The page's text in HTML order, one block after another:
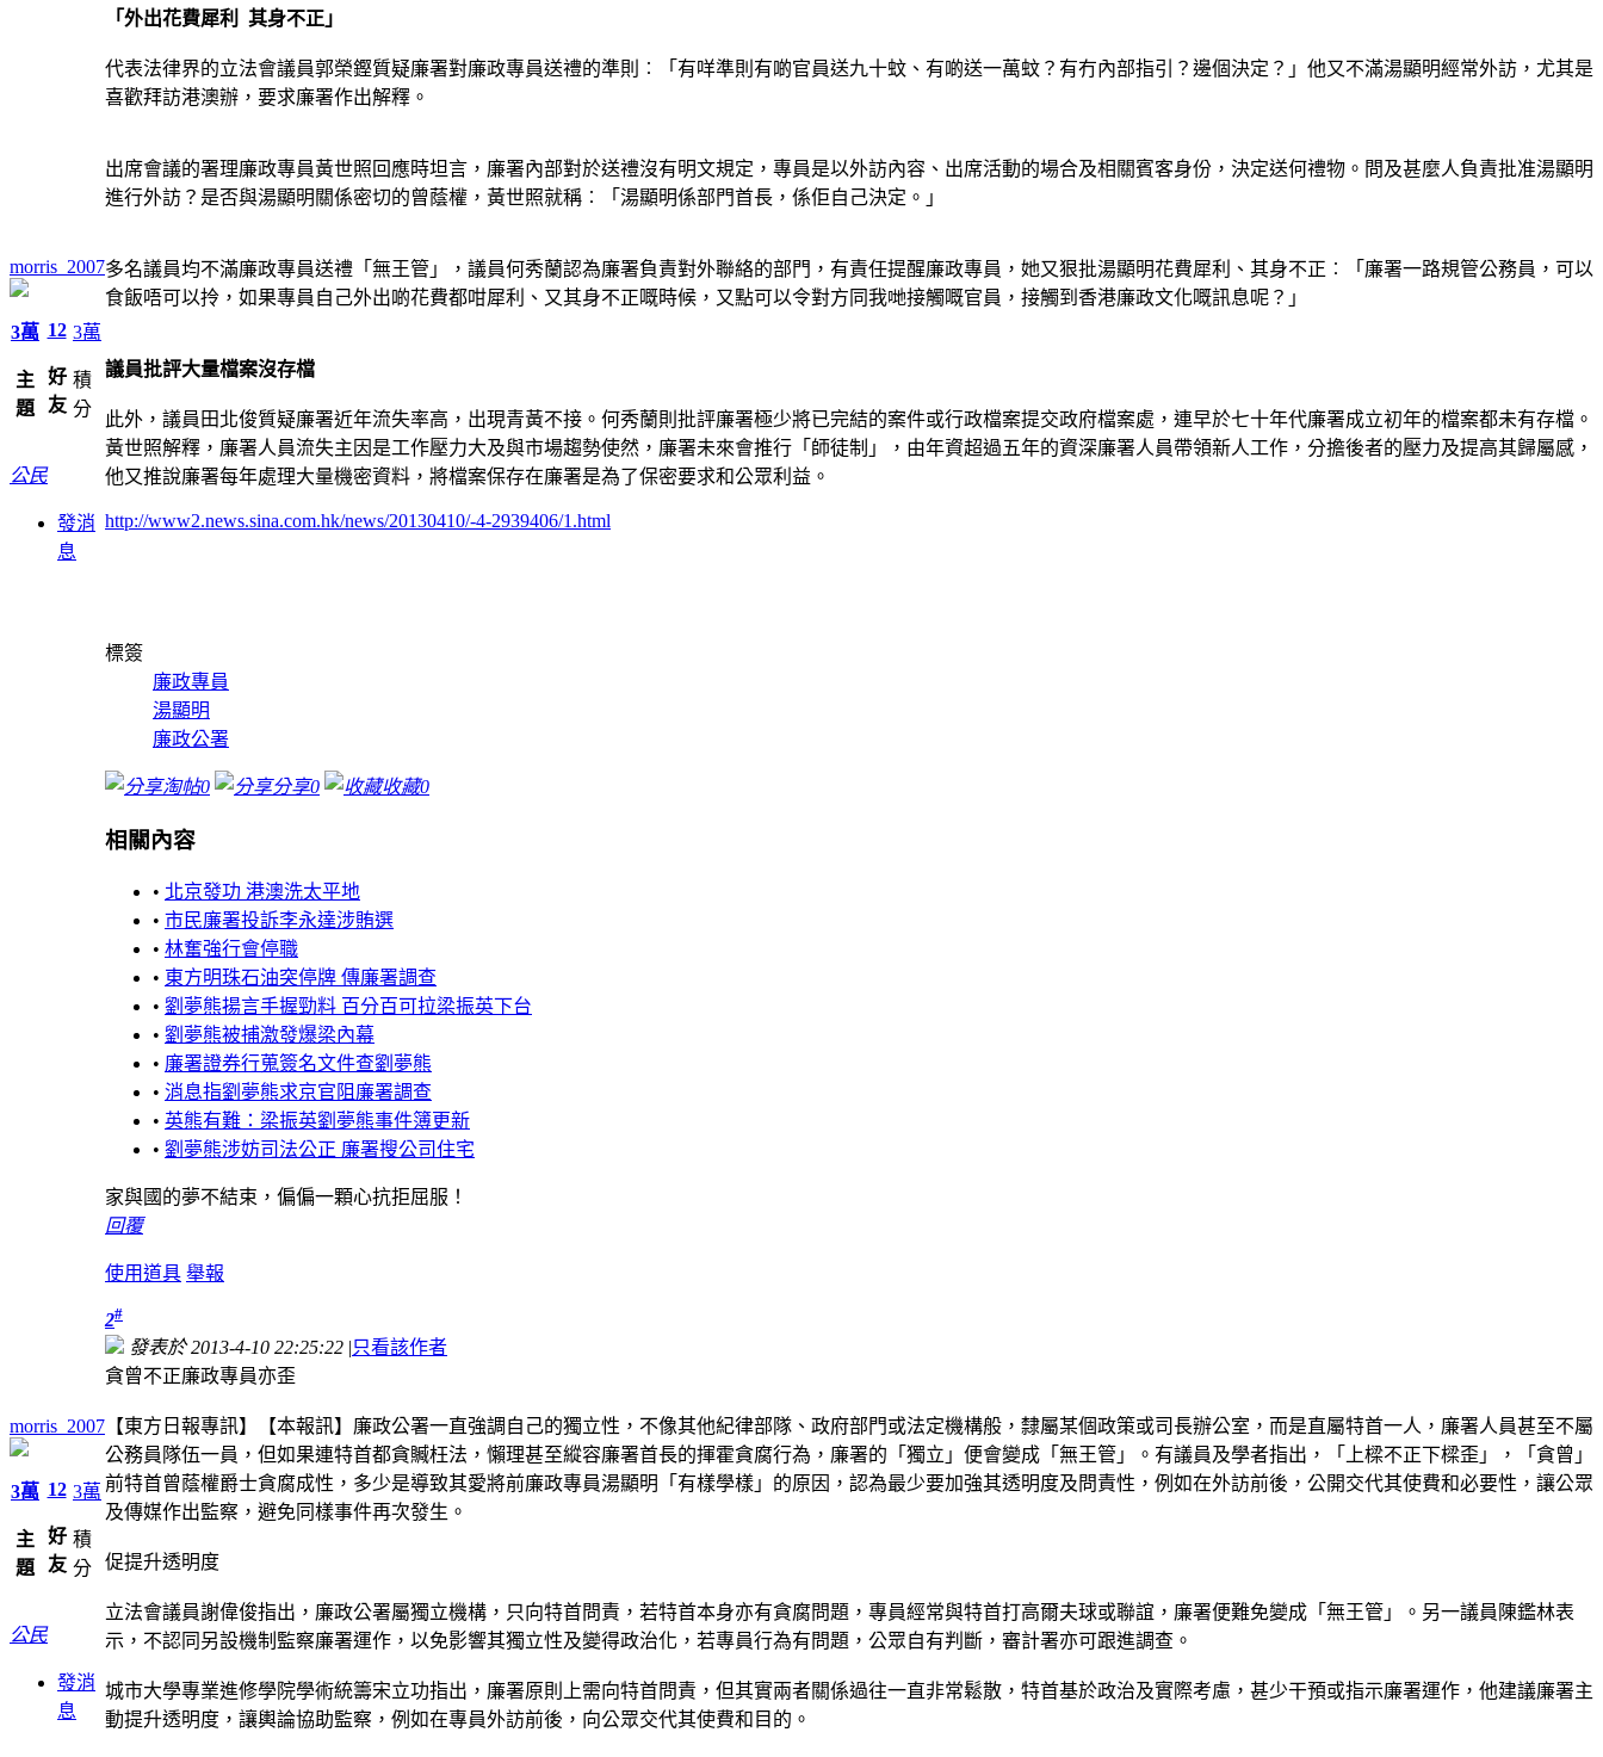
morris_2007
3萬
主
題
12
好
友
3萬
積
分
公民
發消
息
「外出花費犀利 其身不正」
代表法律界的立法會議員郭榮鏗質疑廉署對廉政專員送禮的準則︰「有咩準則有啲官員送九十蚊、有啲送一萬蚊？有冇內部指引？邊個決定？」他又不滿湯顯明經常外訪，尤其是
喜歡拜訪港澳辦，要求廉署作出解釋。
出席會議的署理廉政專員黃世照回應時坦言，廉署內部對於送禮沒有明文規定，專員是以外訪內容、出席活動的場合及相關賓客身份，決定送何禮物。問及甚麼人負責批准湯顯明
進行外訪？是否與湯顯明關係密切的曾蔭權，黃世照就稱︰「湯顯明係部門首長，係佢自己決定。」
多名議員均不滿廉政專員送禮「無王管」，議員何秀蘭認為廉署負責對外聯絡的部門，有責任提醒廉政專員，她又狠批湯顯明花費犀利、其身不正︰「廉署一路規管公務員，可以
食飯唔可以拎，如果專員自己外出啲花費都咁犀利、又其身不正嘅時候，又點可以令對方同我哋接觸嘅官員，接觸到香港廉政文化嘅訊息呢？」
議員批評大量檔案沒存檔
此外，議員田北俊質疑廉署近年流失率高，出現青黃不接。何秀蘭則批評廉署極少將已完結的案件或行政檔案提交政府檔案處，連早於七十年代廉署成立初年的檔案都未有存檔。
黃世照解釋，廉署人員流失主因是工作壓力大及與市場趨勢使然，廉署未來會推行「師徒制」，由年資超過五年的資深廉署人員帶領新人工作，分擔後者的壓力及提高其歸屬感，
他又推說廉署每年處理大量機密資料，將檔案保存在廉署是為了保密要求和公眾利益。
http://www2.news.sina.com.hk/news/20130410/-4-2939406/1.html
標簽
廉政專員
湯顯明
廉政公署
淘帖0 分享0 收藏0
相關內容
• 北京發功 港澳洗太平地
• 市民廉署投訴李永達涉賄選
• 林奮強行會停職
• 東方明珠石油突停牌 傳廉署調查
• 劉夢熊揚言手握勁料 百分百可拉梁振英下台
• 劉夢熊被捕激發爆梁內幕
• 廉署證券行蒐簽名文件查劉夢熊
• 消息指劉夢熊求京官阻廉署調查
• 英熊有難：梁振英劉夢熊事件簿更新
• 劉夢熊涉妨司法公正 廉署搜公司住宅
家與國的夢不結束，偏偏一顆心抗拒屈服！
回覆
使用道具 舉報
morris_2007
3萬
主
題
12
好
友
3萬
積
分
公民
發消
息
2#
發表於 2013-4-10 22:25:22 |只看該作者
貪曾不正廉政專員亦歪
【東方日報專訊】【本報訊】廉政公署一直強調自己的獨立性，不像其他紀律部隊、政府部門或法定機構般，隸屬某個政策或司長辦公室，而是直屬特首一人，廉署人員甚至不屬
公務員隊伍一員，但如果連特首都貪贓枉法，懶理甚至縱容廉署首長的揮霍貪腐行為，廉署的「獨立」便會變成「無王管」。有議員及學者指出，「上樑不正下樑歪」，「貪曾」
前特首曾蔭權爵士貪腐成性，多少是導致其愛將前廉政專員湯顯明「有樣學樣」的原因，認為最少要加強其透明度及問責性，例如在外訪前後，公開交代其使費和必要性，讓公眾
及傳媒作出監察，避免同樣事件再次發生。
促提升透明度
立法會議員謝偉俊指出，廉政公署屬獨立機構，只向特首問責，若特首本身亦有貪腐問題，專員經常與特首打高爾夫球或聯誼，廉署便難免變成「無王管」。另一議員陳鑑林表
示，不認同另設機制監察廉署運作，以免影響其獨立性及變得政治化，若專員行為有問題，公眾自有判斷，審計署亦可跟進調查。
城市大學專業進修學院學術統籌宋立功指出，廉署原則上需向特首問責，但其實兩者關係過往一直非常鬆散，特首基於政治及實際考慮，甚少干預或指示廉署運作，他建議廉署主
動提升透明度，讓輿論協助監察，例如在專員外訪前後，向公眾交代其使費和目的。